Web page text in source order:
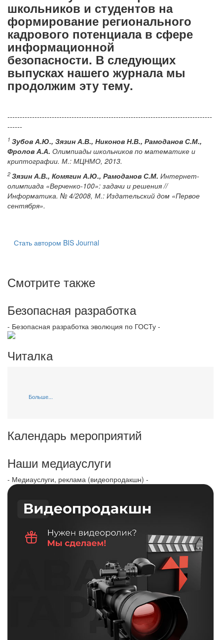
школьников и студентов на
формирование регионального
кадрового потенциала в сфере
информационной
безопасности. В следующих
выпусках нашего журнала мы
продолжим эту тему.
-----------------------------------------------------------------------------------
------
1 Зубов А.Ю., Зязин А.В., Никонов Н.В., Рамоданов С.М.,
Фролов А.А. Олимпиады школьников по математике и
криптографии. М.: МЦНМО, 2013.
2 Зязин А.В., Комягин А.Ю., Рамоданов С.М. Интернет-
олимпиада «Верченко-100»: задачи и решения //
Информатика. № 4/2008, М.: Издательский дом «Первое
сентября».
Стать автором BIS Journal
Смотрите также
Безопасная разработка
- Безопасная разработка эволюция по ГОСТу -
Читалка
Больше...
Календарь мероприятий
Наши медиауслуги
- Медиауслуги, реклама (видеопродакшн) -